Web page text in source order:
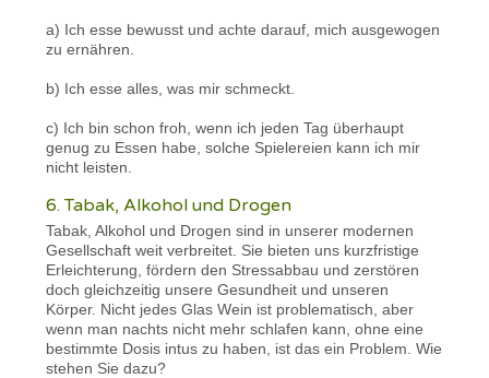
a) Ich esse bewusst und achte darauf, mich ausgewogen
zu ernähren.
b) Ich esse alles, was mir schmeckt.
c) Ich bin schon froh, wenn ich jeden Tag überhaupt
genug zu Essen habe, solche Spielereien kann ich mir
nicht leisten.
6. Tabak, Alkohol und Drogen
Tabak, Alkohol und Drogen sind in unserer modernen
Gesellschaft weit verbreitet. Sie bieten uns kurzfristige
Erleichterung, fördern den Stressabbau und zerstören
doch gleichzeitig unsere Gesundheit und unseren
Körper. Nicht jedes Glas Wein ist problematisch, aber
wenn man nachts nicht mehr schlafen kann, ohne eine
bestimmte Dosis intus zu haben, ist das ein Problem. Wie
stehen Sie dazu?